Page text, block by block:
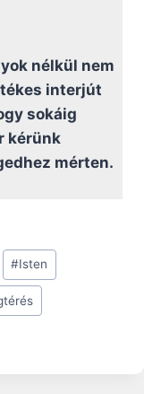
nélkül nem
interjút
sokáig
kérünk
mérten.
#Isten